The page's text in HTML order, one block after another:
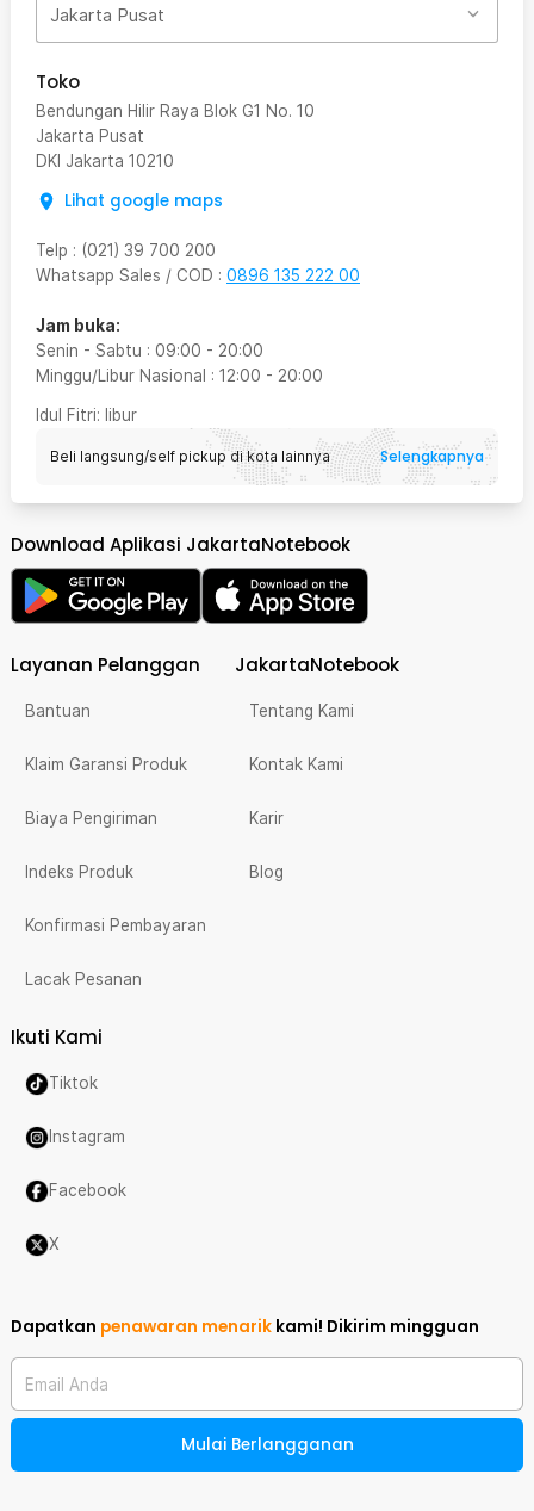
Jakarta Pusat
Toko
Bendungan Hilir Raya Blok G1 No. 10
Jakarta Pusat
DKI Jakarta 10210
Lihat google maps
Telp : (021) 39 700 200
Whatsapp Sales / COD : 0896 135 222 00
Jam buka:
Senin - Sabtu : 09:00 - 20:00
Minggu/Libur Nasional : 12:00 - 20:00
Idul Fitri: libur
Beli langsung/self pickup di kota lainnya Selengkapnya
Download Aplikasi JakartaNotebook
Layanan Pelanggan
Bantuan
Klaim Garansi Produk
Biaya Pengiriman
Indeks Produk
Konfirmasi Pembayaran
Lacak Pesanan
JakartaNotebook
Tentang Kami
Kontak Kami
Karir
Blog
Ikuti Kami
Tiktok
Instagram
Facebook
X
Dapatkan penawaran menarik kami! Dikirim mingguan
Email Anda
Mulai Berlangganan